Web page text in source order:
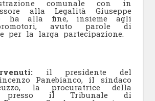
comunale con in
alla Legalità Giuseppe
ha alla fine, insieme agli
avuto parole di
per la larga partecipazione.
il presidente del
Panebianco, il sindaco
la procuratrice della
presso il Tribunale di